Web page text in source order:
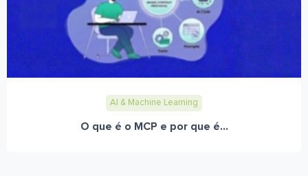
AI & Machine Learning
O que é o MCP e por que é...